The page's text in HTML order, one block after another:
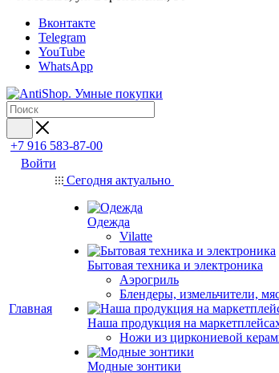
Вконтакте
Telegram
YouTube
WhatsApp
+7 916 583-87-00
Войти
Главная
Сегодня актуально
Одежда
Vilatte
Бытовая техника и электроника
Аэрогриль
Блендеры, измельчители,
Наша продукция на
Ножи из циркониевой
Модные зонтики